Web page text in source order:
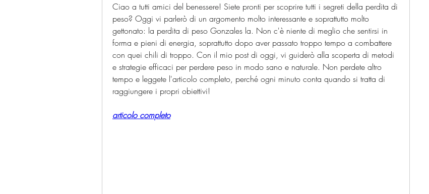
Ciao a tutti amici del benessere! Siete pronti per scoprire tutti i segreti della perdita di
peso? Oggi vi parlerò di un argomento molto interessante e soprattutto molto
gettonato: la perdita di peso Gonzales la. Non c'è niente di meglio che sentirsi in
forma e pieni di energia, soprattutto dopo aver passato troppo tempo a combattere
con quei chili di troppo. Con il mio post di oggi, vi guiderò alla scoperta di metodi
e strategie efficaci per perdere peso in modo sano e naturale. Non perdete altro
tempo e leggete l'articolo completo, perché ogni minuto conta quando si tratta di
raggiungere i propri obiettivi!
articolo completo